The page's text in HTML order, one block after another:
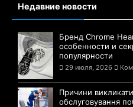
Недавние новости
Бренд Chrome
особенности и
популярности
29 июля, 2026
Причини
обслуговування